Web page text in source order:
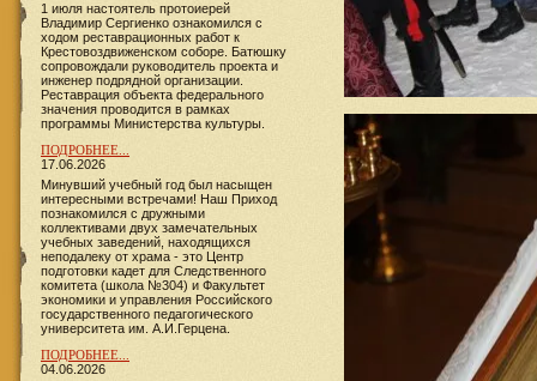
1 июля настоятель протоиерей
Владимир Сергиенко ознакомился с
ходом реставрационных работ к
Крестовоздвиженском соборе. Батюшку
сопровождали руководитель проекта и
инженер подрядной организации.
Реставрация объекта федерального
значения проводится в рамках
программы Министерства культуры.
ПОДРОБНЕЕ...
17.06.2026
​​​​​​Минувший учебный год был насыщен
интересными встречами! Наш Приход
познакомился с дружными
коллективами двух замечательных
учебных заведений, находящихся
неподалеку от храма - это Центр
подготовки кадет для Следственного
комитета (школа №304) и Факультет
экономики и управления Российского
государственного педагогического
университета им. А.И.Герцена.
ПОДРОБНЕЕ...
04.06.2026